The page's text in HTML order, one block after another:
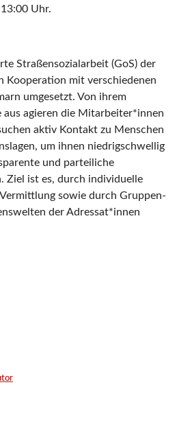
Uhr.
Straßensozialarbeit (GoS) der
Kooperation mit verschiedenen
umgesetzt. Von ihrem
agieren die Mitarbeiter*innen
aktiv Kontakt zu Menschen
um ihnen niedrigschwellig
und parteiliche
Ziel ist es, durch individuelle
sowie durch Gruppen-
der Adressat*innen